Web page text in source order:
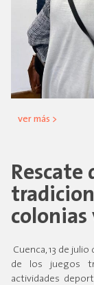
ver más >
Rescate
colonias
Cuenca, 13 de
de los juegos
actividades